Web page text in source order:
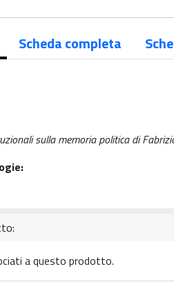
Scheda completa
sulla memoria politica di
a questo prodotto.